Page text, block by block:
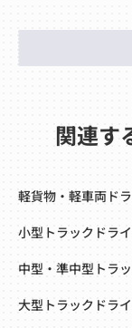
関連す
軽貨物・軽車両ド
小型トラックドラ
中型・準中型トラ
大型トラックドラ